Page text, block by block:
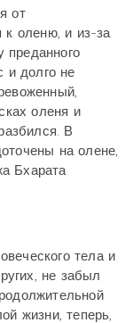
от
к оленю, и из-за
преданного
и долго не
оленя и
В
на олене,
Бхарата
тела и
не забыл
жизни, теперь,